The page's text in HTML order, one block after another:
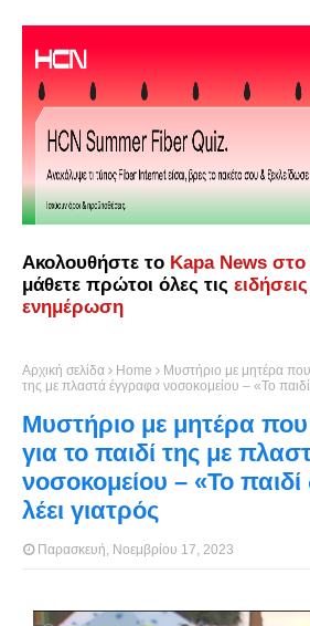
Ακολουθήστε το Kapa News
μάθετε πρώτοι όλες τις ειδήσεις
ενημέρωση
Αρχική σελίδα Home
Μυστήριο με μητέρα που
της με πλαστά έγγραφα νοσοκομείου – «Το παιδί
Μυστήριο με μητέρα που
για το παιδί της με
νοσοκομείου – «Το
λέει γιατρός
Παρασκευή, Νοεμβρίου 17, 2023